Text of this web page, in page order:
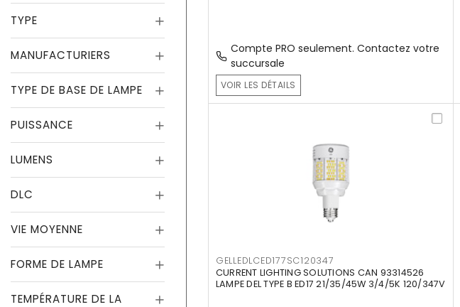
TYPE
MANUFACTURIERS
TYPE DE BASE DE LAMPE
PUISSANCE
LUMENS
DLC
VIE MOYENNE
FORME DE LAMPE
TEMPÉRATURE DE LA
Compte PRO seulement. Contactez votre
succursale
VOIR LES DÉTAILS
GELLEDLCED177SC120347
CURRENT LIGHTING SOLUTIONS CAN 93314526
LAMPE DEL TYPE B ED17 21/35/45W 3/4/5K 120/347V